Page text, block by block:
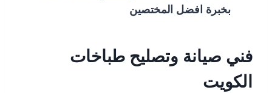
بخبرة افضل المختصين
فني صيانة وتصليح طباخات
الكويت